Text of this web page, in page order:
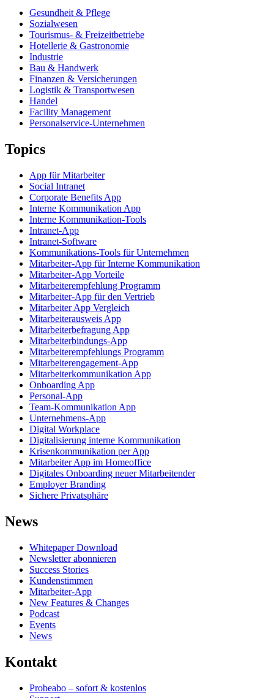
Gesundheit & Pflege
Sozialwesen
Tourismus- & Freizeitbetriebe
Hotellerie & Gastronomie
Industrie
Bau & Handwerk
Finanzen & Versicherungen
Logistik & Transportwesen
Handel
Facility Management
Personalservice-Unternehmen
Topics
App für Mitarbeiter
Social Intranet
Corporate Benefits App
Interne Kommunikation App
Interne Kommunikation-Tools
Intranet-App
Intranet-Software
Kommunikations-Tools für Unternehmen
Mitarbeiter-App für Interne Kommunikation
Mitarbeiter-App Vorteile
Mitarbeiterempfehlung Programm
Mitarbeiter-App für den Vertrieb
Mitarbeiter App Vergleich
Mitarbeiterausweis App
Mitarbeiterbefragung App
Mitarbeiterbindungs-App
Mitarbeiterempfehlungs Programm
Mitarbeiterengagement-App
Mitarbeiterkommunikation App
Onboarding App
Personal-App
Team-Kommunikation App
Unternehmens-App
Digital Workplace
Digitalisierung interne Kommunikation
Krisenkommunikation per App
Mitarbeiter App im Homeoffice
Digitales Onboarding neuer Mitarbeitender
Employer Branding
Sichere Privatsphäre
News
Whitepaper Download
Newsletter abonnieren
Success Stories
Kundenstimmen
Mitarbeiter-App
New Features & Changes
Podcast
Events
News
Kontakt
Probeabo – sofort & kostenlos